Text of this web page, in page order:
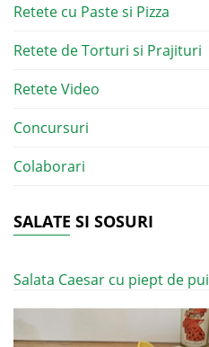
Retete cu Paste si Pizza
Retete de Torturi si Prajituri
Retete Video
Concursuri
Colaborari
SALATE SI SOSURI
Salata Caesar cu piept de pui